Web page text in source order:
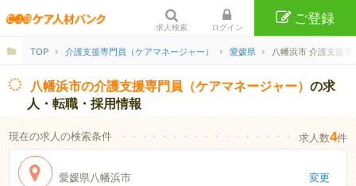
求人検索 ログイン
ご登録
TOP 介護支援専門員（ケアマネージャー） 愛媛県 八幡浜市 介護支援
八幡浜市の介護支援専門員（ケアマネージャー）の求
人・転職・採用情報
現在の求人の検索条件 ・・・・・・・・・・・・・・・・・・・・・・
求人数4件
愛媛県八幡浜市 変更